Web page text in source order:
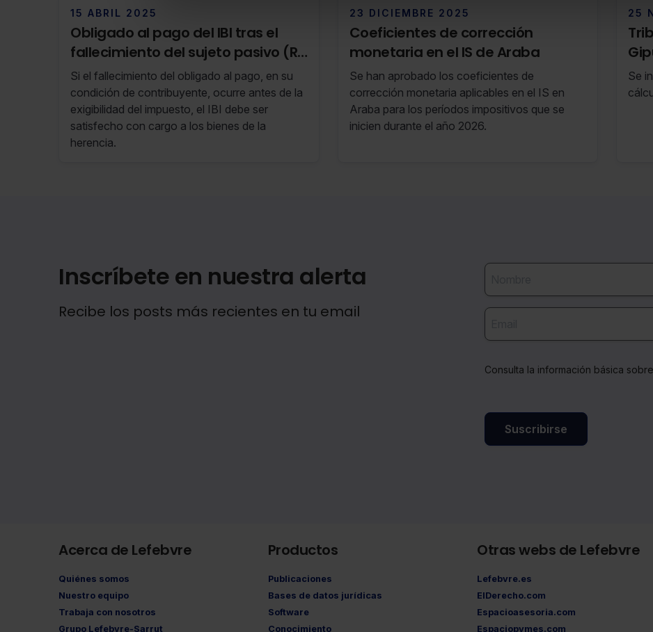
15 ABRIL 2025
Obligado al pago del IBI tras el
fallecimiento del sujeto pasivo (RF
15/25 08 de Abril de 2025 al 14 de
Abril de 2025)
Si el fallecimiento del obligado al pago, en su
condición de contribuyente, ocurre antes de la
exigibilidad del impuesto, el IBI debe ser
satisfecho con cargo a los bienes de la
herencia.
23 DICIEMBRE 2025
Coeficientes de corrección
monetaria en el IS de Araba
Se han aprobado los coeficientes de
corrección monetaria aplicables en el IS en
Araba para los períodos impositivos que se
inicien durante el año 2026.
25
Se
Inscríbete en nuestra alerta
Recibe los posts más recientes en tu email
Consulta la información básica
Suscribirse
Acerca de Lefebvre
Quiénes somos
Nuestro equipo
Trabaja con nosotros
Grupo Lefebvre-Sarrut
Productos
Publicaciones
Bases de datos jurídicas
Software
Conocimiento
Otras webs de Lefebvre
Lefebvre.es
ElDerecho.com
Espacioasesoria.com
Espaciopymes.com